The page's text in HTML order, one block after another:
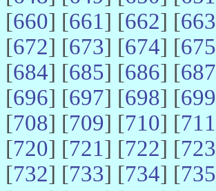
[660] [661] [662] [663
[672] [673] [674] [675
[684] [685] [686] [687
[696] [697] [698] [699
[708] [709] [710] [711
[720] [721] [722] [723
[732] [733] [734] [735